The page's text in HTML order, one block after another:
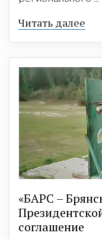
Читать далее
«БАРС –
соглашение